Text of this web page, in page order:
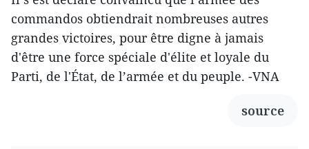
commandos obtiendrait nombreuses autres
grandes victoires, pour être digne à jamais
d'être une force spéciale d'élite et loyale du
Parti, de l'État, de l’armée et du peuple. -VNA
source